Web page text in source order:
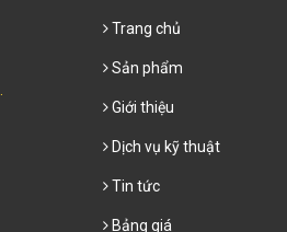
Trang chủ
Sản phẩm
Giới thiệu
Dịch vụ kỹ thuật
Tin tức
Bảng giá